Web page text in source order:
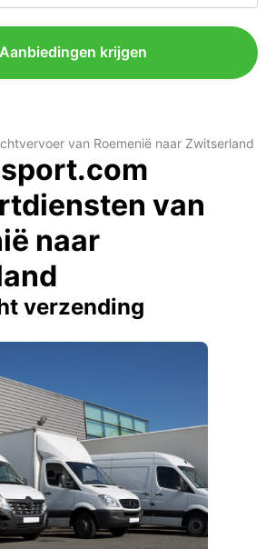
Aanbiedingen krijgen
van Roemenië naar Zwitserland
van
naar
verzending